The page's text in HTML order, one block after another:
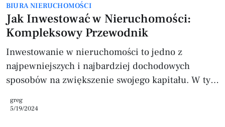
BIURA NIERUCHOMOŚCI
Jak Inwestować w Nieruchomości:
Kompleksowy Przewodnik
Inwestowanie w nieruchomości to jedno z
najpewniejszych i najbardziej dochodowych
sposobów na zwiększenie swojego kapitału. W tym
w nieruchomości, jakie są różne typy
greg
5/19/2024